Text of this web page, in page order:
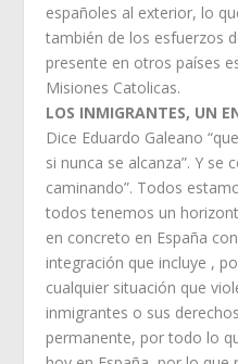
españoles al exterior, lo
también de los esfuerzos
presente en otros países
Misiones Catolicas.
LOS INMIGRANTES, UN
Dice Eduardo Galeano
si nunca se alcanza”. Y se
caminando”. Todos
todos tenemos un
en concreto en España
integración que incluye ,
cualquier situación que
inmigrantes o sus
permanente, por todo lo